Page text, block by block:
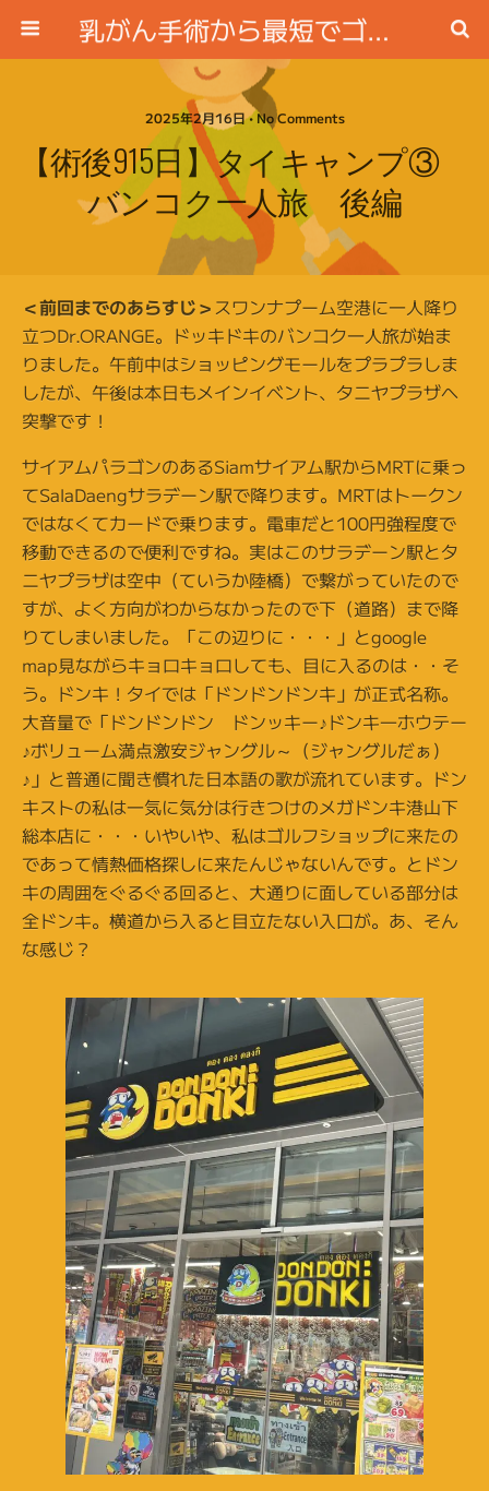
乳がん手術から最短でゴルフ場に行く方法
2025年2月16日 • No Comments
【術後915日】タイキャンプ③
バンコク一人旅 後編
＜前回までのあらすじ＞スワンナプーム空港に一人降り
立つDr.ORANGE。ドッキドキのバンコク一人旅が始ま
りました。午前中はショッピングモールをプラプラしま
したが、午後は本日もメインイベント、タニヤプラザへ
突撃です！
サイアムパラゴンのあるSiamサイアム駅からMRTに乗っ
てSalaDaengサラデーン駅で降ります。MRTはトークン
ではなくてカードで乗ります。電車だと100円強程度で
移動できるので便利ですね。実はこのサラデーン駅とタ
ニヤプラザは空中（ていうか陸橋）で繋がっていたので
すが、よく方向がわからなかったので下（道路）まで降
りてしまいました。「この辺りに・・・」とgoogle
map見ながらキョロキョロしても、目に入るのは・・そ
う。ドンキ！タイでは「ドンドンドンキ」が正式名称。
大音量で「ドンドンドン ドンッキー♪ドンキ―ホウテー
♪ボリューム満点激安ジャングル～（ジャングルだぁ）
♪」と普通に聞き慣れた日本語の歌が流れています。ドン
キストの私は一気に気分は行きつけのメガドンキ港山下
総本店に・・・いやいや、私はゴルフショップに来たの
であって情熱価格探しに来たんじゃないんです。とドン
キの周囲をぐるぐる回ると、大通りに面している部分は
全ドンキ。横道から入ると目立たない入口が。あ、そん
な感じ？